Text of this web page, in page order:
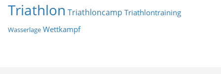
Triathlon Triathloncamp Triathlontraining
Wasserlage Wettkampf